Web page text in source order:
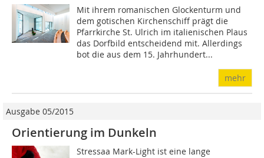
Mit ihrem romanischen Glockenturm und
dem gotischen Kirchenschiff prägt die
Pfarrkirche St. Ulrich im italienischen Plaus
das Dorfbild entscheidend mit. Allerdings
bot die aus dem 15. Jahrhundert...
mehr
Ausgabe 05/2015
Orientierung im Dunkeln
Stressaa Mark-Light ist eine lange